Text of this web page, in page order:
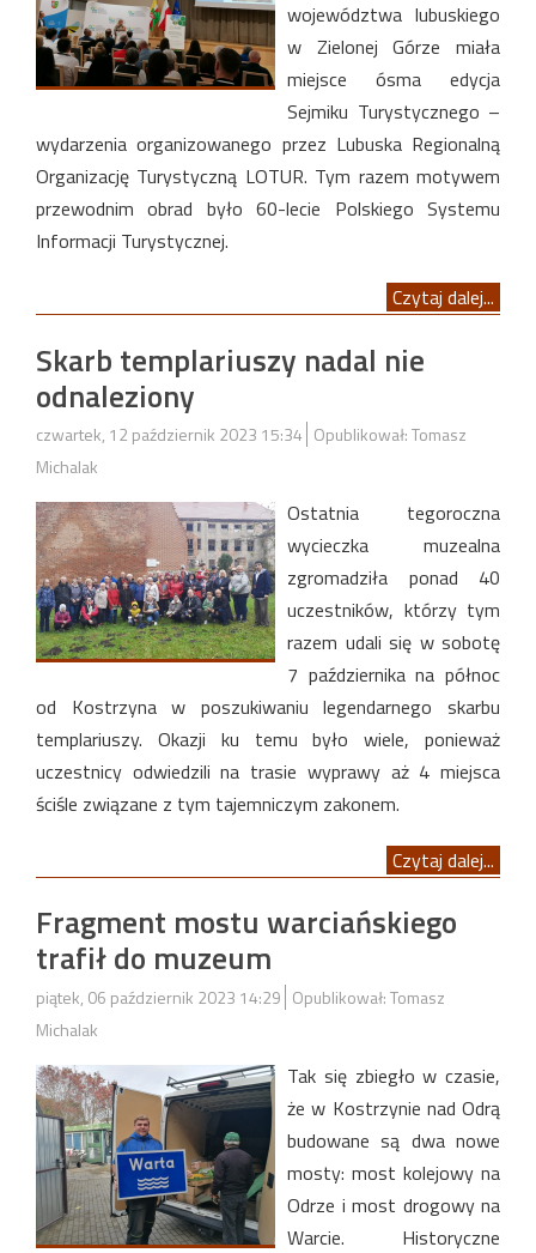
województwa lubuskiego
w Zielonej Górze miała
miejsce ósma edycja
Sejmiku Turystycznego –
wydarzenia organizowanego przez Lubuska Regionalną
Organizację Turystyczną LOTUR. Tym razem motywem
przewodnim obrad było 60-lecie Polskiego Systemu
Informacji Turystycznej.
Czytaj dalej...
Skarb templariuszy nadal nie
odnaleziony
czwartek, 12 październik 2023 15:34 Opublikował: Tomasz
Michalak
Ostatnia tegoroczna
wycieczka muzealna
zgromadziła ponad 40
uczestników, którzy tym
razem udali się w sobotę
7 października na północ
od Kostrzyna w poszukiwaniu legendarnego skarbu
templariuszy. Okazji ku temu było wiele, ponieważ
uczestnicy odwiedzili na trasie wyprawy aż 4 miejsca
ściśle związane z tym tajemniczym zakonem.
Czytaj dalej...
Fragment mostu warciańskiego
trafił do muzeum
piątek, 06 październik 2023 14:29 Opublikował: Tomasz
Michalak
Tak się zbiegło w czasie,
że w Kostrzynie nad Odrą
budowane są dwa nowe
mosty: most kolejowy na
Odrze i most drogowy na
Warcie. Historyczne